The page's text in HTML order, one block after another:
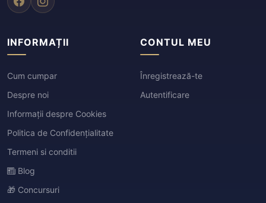
INFORMAȚII
Cum cumpar
Despre noi
Informații despre Cookies
Politica de Confidențialitate
Termeni si conditii
Blog
🎁 Concursuri
CONTUL MEU
Înregistrează-te
Autentificare